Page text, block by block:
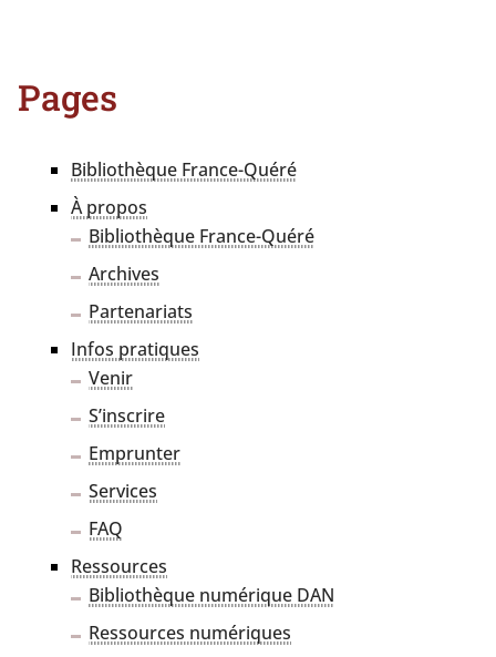
Pages
Bibliothèque France-Quéré
À pro­pos
Bibliothèque France-Quéré
Archives
Partenariats
Infos pra­tiques
Venir
S’inscrire
Emprunter
Services
FAQ
Ressources
Bibliothèque numé­rique DAN
Ressources numé­riques